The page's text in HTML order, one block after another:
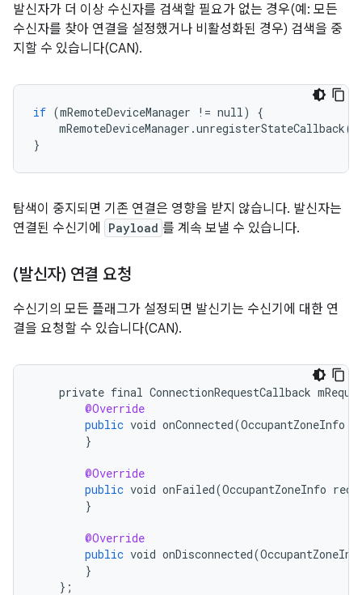
발신자가 더 이상 수신자를 검색할 필요가 없는 경우(예: 모든
수신자를 찾아 연결을 설정했거나 비활성화된 경우) 검색을 중
지할 수 있습니다(CAN).
if (mRemoteDeviceManager != null)
{
mRemoteDeviceManager .unregisterStateCallback
}
탐색이 중지되면 기존 연결은 영향을 받지 않습니다. 발신자는
연결된 수신기에
Payload 를 계속 보낼 수 있습니다.
(발신자) 연결 요청
수신기의 모든 플래그가 설정되면 발신기는 수신기에 대한 연
결을 요청할 수 있습니다(CAN).
private final ConnectionRequestCallback
@Override
public void onConnected(OccupantZoneInfo
}
@Override
public void onFailed(OccupantZoneInfo
}
@Override
public void onDisconnected(
}
} ;